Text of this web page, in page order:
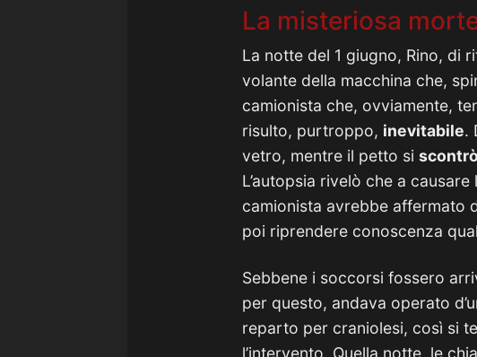
La misteriosa
La notte del 1 giugno, Rino, di
volante della macchina che,
camionista che, ovviamente,
risulto, purtroppo, inevitabile.
vetro, mentre il petto si scontrò
L’autopsia rivelò che a causare
camionista avrebbe affermato
poi riprendere conoscenza
Sebbene i soccorsi fossero
per questo, andava operato
reparto per craniolesi, così si
l’intervento. Quella notte, le